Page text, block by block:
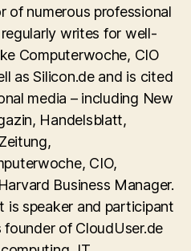
of numerous professional
writes for well-
Computerwoche, CIO
as Silicon.de and is cited
media – including New
Handelsblatt,
CIO,
Business Manager.
is speaker and participant
of CloudUser.de